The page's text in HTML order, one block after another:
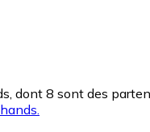
dont 8 sont des